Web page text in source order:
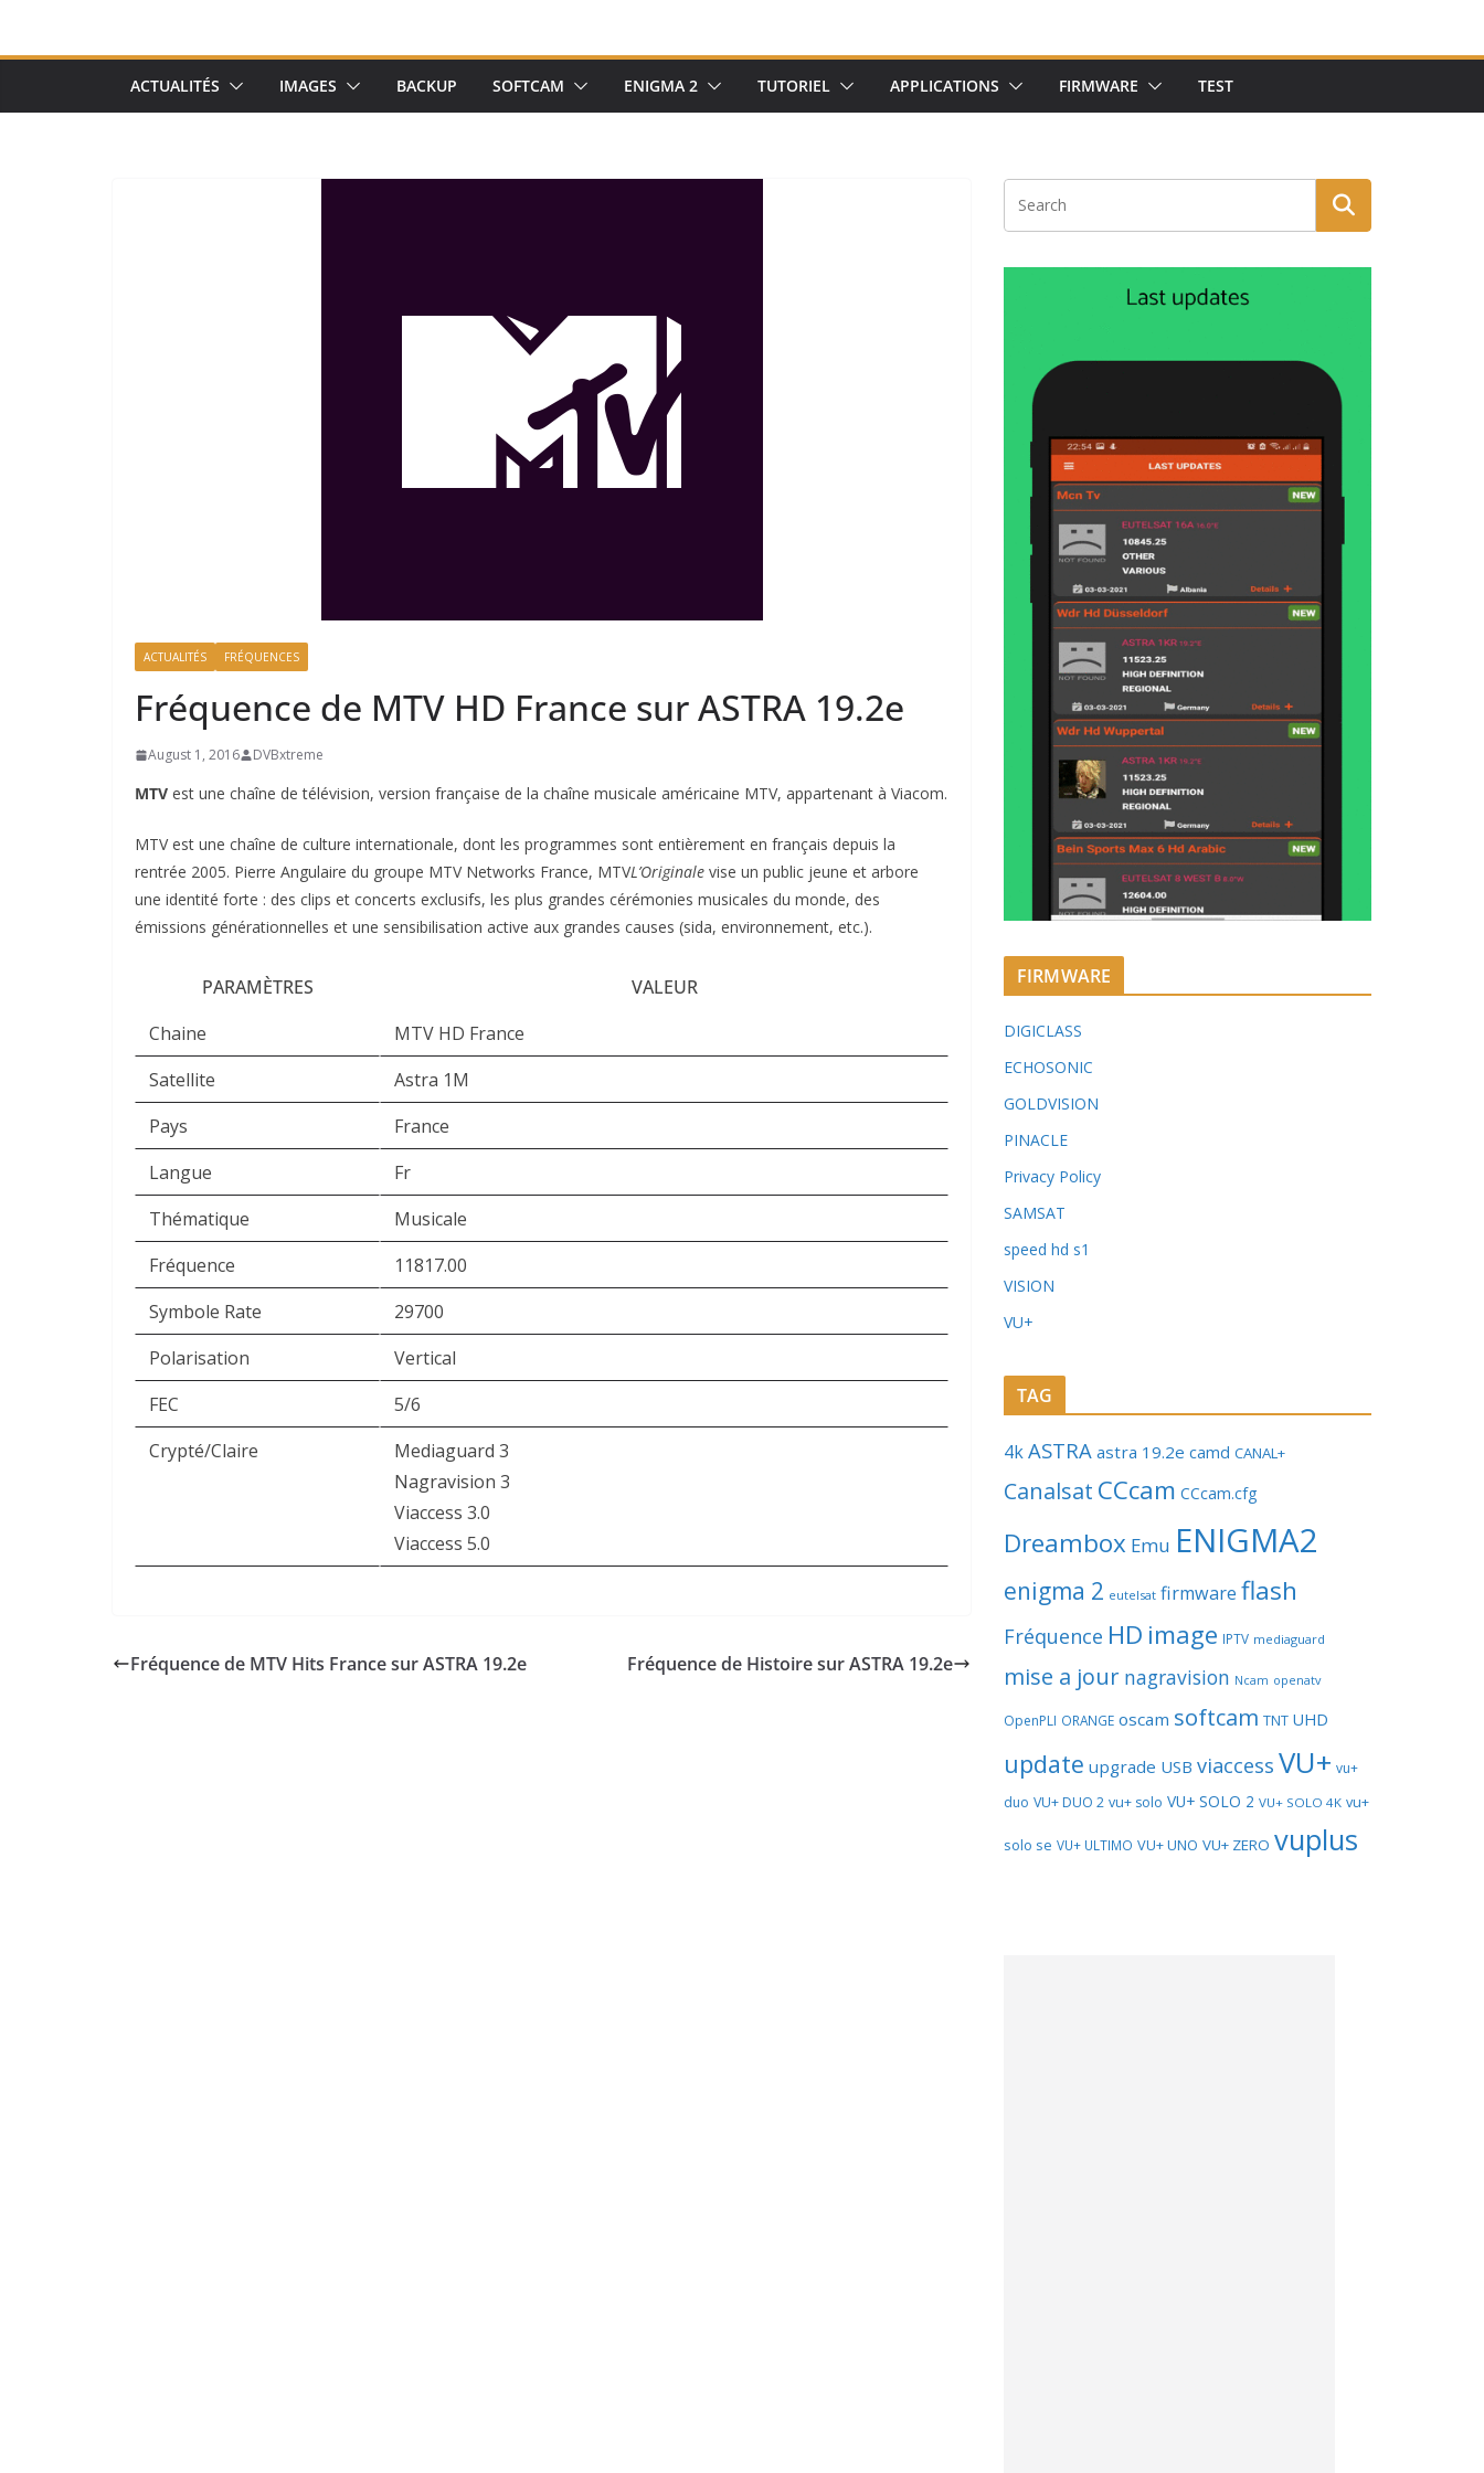
ACTUALITÉS IMAGES BACKUP SOFTCAM ENIGMA 2 TUTORIEL APPLICATIONS FIRMWARE TEST
ACTUALITÉS FRÉQUENCES
Fréquence de MTV HD France sur ASTRA 19.2e
August 1, 2016 DVBxtreme
MTV est une chaîne de télévision, version française de la chaîne musicale américaine MTV, appartenant à Viacom.
MTV est une chaîne de culture internationale, dont les programmes sont entièrement en français depuis la
rentrée 2005. Pierre Angulaire du groupe MTV Networks France, MTVL’Originale vise un public jeune et arbore
une identité forte : des clips et concerts exclusifs, les plus grandes cérémonies musicales du monde, des
émissions générationnelles et une sensibilisation active aux grandes causes (sida, environnement, etc.).
PARAMÈTRES
VALEUR
Chaine
MTV HD France
Satellite
Astra 1M
Pays
France
Langue
Fr
Thématique
Musicale
Fréquence
11817.00
Symbole Rate
29700
Polarisation
Vertical
FEC
5/6
Crypté/Claire
Mediaguard 3
Nagravision 3
Viaccess 3.0
Viaccess 5.0
Fréquence de MTV Hits France sur ASTRA 19.2e Fréquence de Histoire sur ASTRA 19.2e
FIRMWARE
DIGICLASS
ECHOSONIC
GOLDVISION
PINACLE
Privacy Policy
SAMSAT
speed hd s1
VISION
VU+
TAG
4kASTRA astra 19.2e camd CANAL+
Canalsat CCcam CCcam.cfg
Dreambox Emu ENIGMA2
enigma 2 eutelsat firmware flash
Fréquence HD image IPTV mediaguard
mise a jour nagravision Ncam openatv
OpenPLI ORANGE oscam softcam TNT UHD
update upgrade USB viaccess VU+ vu+
duo VU+ DUO 2 vu+ solo VU+ SOLO 2 VU+ SOLO 4K vu+
solo se VU+ ULTIMO VU+ UNO VU+ ZERO vuplus